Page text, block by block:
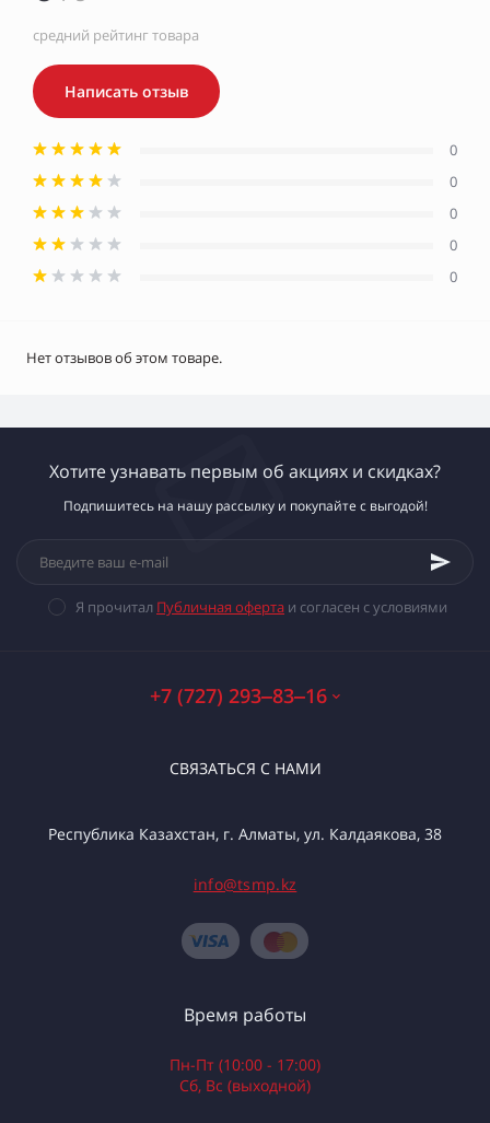
средний рейтинг товара
Написать отзыв
0
0
0
0
0
Нет отзывов об этом товаре.
Хотите узнавать первым об акциях и скидках?
Подпишитесь на нашу рассылку и покупайте с выгодой!
Я прочитал Публичная оферта и согласен с условиями
+7 (727) 293‒83‒16
СВЯЗАТЬСЯ С НАМИ
Республика Казахстан, г. Алматы, ул. Калдаякова, 38
info@tsmp.kz
Время работы
Пн-Пт (10:00 - 17:00)
Сб, Вс (выходной)